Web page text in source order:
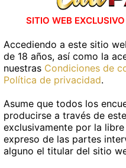
SITIO WEB
Accediendo a este sitio
de 18 años, así como la
nuestras Condiciones de
Política de privacidad.
Asume que todos los
producirse a través de
exclusivamente por la
expreso de las partes
alguno el titular del sitio